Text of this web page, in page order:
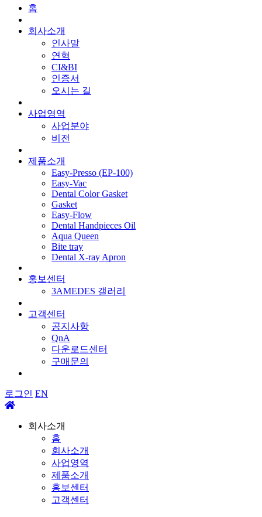
홈
회사소개
인사말
연혁
CI&BI
인증서
오시는 길
사업영역
사업분야
비전
제품소개
Easy-Presso (EP-100)
Easy-Vac
Dental Color Gasket
Gasket
Easy-Flow
Dental Handpieces Oil
Aqua Queen
Bite tray
Dental X-ray Apron
홍보센터
3AMEDES 갤러리
고객센터
공지사항
QnA
다운로드센터
구매문의
로그인 EN
회사소개
홈
회사소개
사업영역
제품소개
홍보센터
고객센터